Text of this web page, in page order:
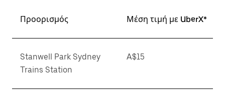
Προορισμός Μέση τιμή με UberX*
Stanwell Park Sydney
Trains Station
A$15